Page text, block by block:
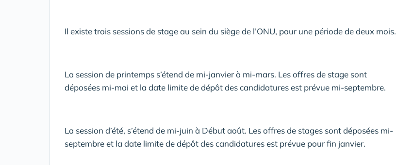
Il existe trois sessions de stage au sein du siège de l’ONU, pour une période de deux mois.
La session de printemps s’étend de mi-janvier à mi-mars. Les offres de stage sont
déposées mi-mai et la date limite de dépôt des candidatures est prévue mi-septembre.
La session d’été, s’étend de mi-juin à Début août. Les offres de stages sont déposées mi-
septembre et la date limite de dépôt des candidatures est prévue pour fin janvier.